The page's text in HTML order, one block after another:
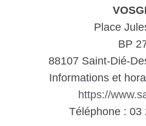
Place
BP
88107 Saint-Dié-
Informations et
https://
Téléphone : 03